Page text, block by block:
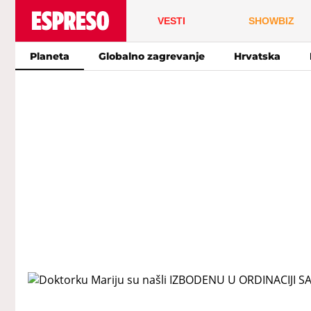
VESTI SHOWBIZ
Planeta Globalno zagrevanje Hrvatska